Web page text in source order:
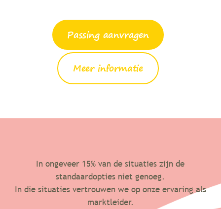
Passing aanvragen
Meer informatie
In ongeveer 15% van de situaties zijn de
standaardopties niet genoeg.
In die situaties vertrouwen we op onze ervaring als
marktleider.